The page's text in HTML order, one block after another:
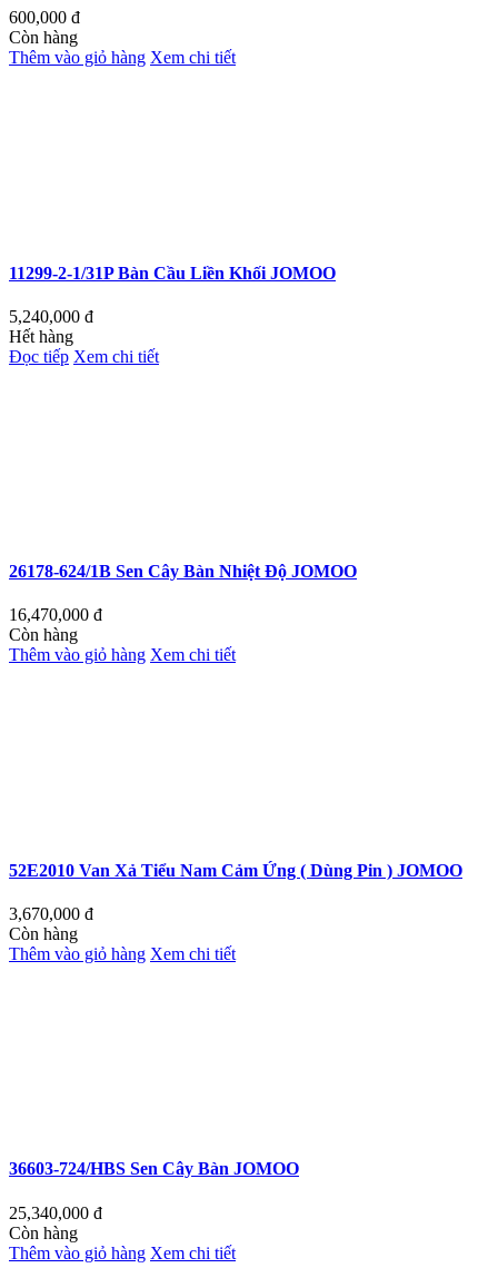
600,000 đ
Còn hàng
Thêm vào giỏ hàng Xem chi tiết
11299-2-1/31P Bàn Cầu Liền Khối JOMOO
5,240,000 đ
Hết hàng
Đọc tiếp Xem chi tiết
26178-624/1B Sen Cây Bàn Nhiệt Độ JOMOO
16,470,000 đ
Còn hàng
Thêm vào giỏ hàng Xem chi tiết
52E2010 Van Xả Tiểu Nam Cảm Ứng ( Dùng Pin ) JOMOO
3,670,000 đ
Còn hàng
Thêm vào giỏ hàng Xem chi tiết
36603-724/HBS Sen Cây Bàn JOMOO
25,340,000 đ
Còn hàng
Thêm vào giỏ hàng Xem chi tiết